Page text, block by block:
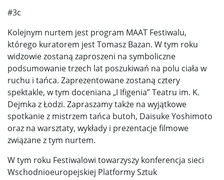
#3c
Kolejnym nurtem jest program MAAT Festiwalu,
którego kuratorem jest Tomasz Bazan. W tym roku
widzowie zostaną zaproszeni na symboliczne
podsumowanie trzech lat poszukiwań na polu ciała w
ruchu i tańca. Zaprezentowane zostaną cztery
spektakle, w tym doceniana „I Ifigenia” Teatru im. K.
Dejmka z Łodzi. Zapraszamy także na wyjątkowe
spotkanie z mistrzem tańca butoh, Daisuke Yoshimoto
oraz na warsztaty, wykłady i prezentacje filmowe
związane z tym nurtem.
W tym roku Festiwalowi towarzyszy konferencja sieci
Wschodnioeuropejskiej Platformy Sztuk